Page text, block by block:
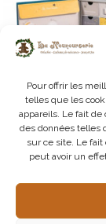
Pour offrir les
telles que les
appareils. Le fait de
des données telles
sur ce site. Le
peut avoir un
MR – Coffret de
39,95€